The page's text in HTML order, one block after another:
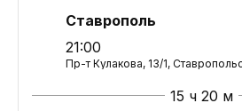
Ставрополь
21:00
Пр-т Кулакова, 13/1,
15 ч 20 м